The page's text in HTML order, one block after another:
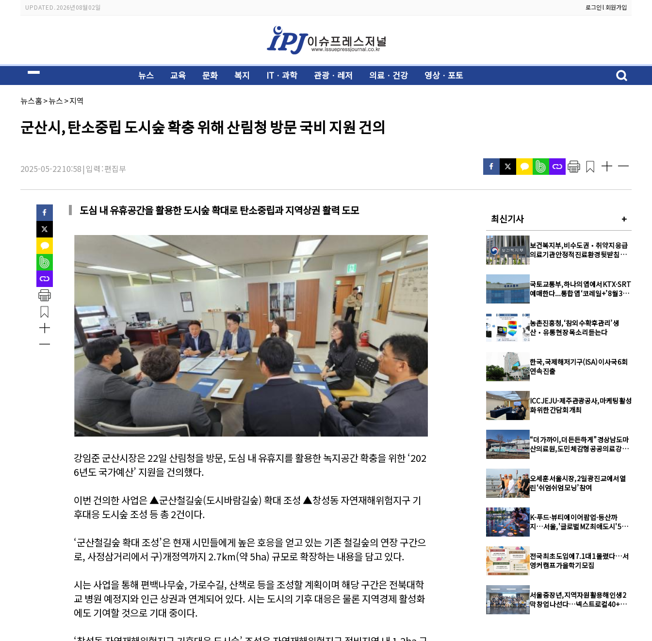
UPDATED. 2026년 08월 02일 로그인l 회원가입
뉴스 교육 문화 복지 ITㆍ과학 관광ㆍ레저 의료ㆍ건강 영상ㆍ포토
바
채
널
뉴스홈>뉴스>지역
기
사
군산시, 탄소중립 도시숲 확충 위해 산림청 방문 국비 지원 건의
2025-05-22 10:58 | 입력 : 편집부
도심 내 유휴공간을 활용한 도시숲 확대로 탄소중립과 지역상권 활력 도모
강임준 군산시장은 22일 산림청을 방문, 도심 내 유휴지를 활용한 녹지공간 확충을 위한 ‘202
6년도 국가예산’ 지원을 건의했다.
이번 건의한 사업은 ▲군산철길숲(도시바람길숲) 확대 조성 ▲창성동 자연재해위험지구 기
후대응 도시숲 조성 등 총 2건이다.
‘군산철길숲 확대 조성’은 현재 시민들에게 높은 호응을 얻고 있는 기존 철길숲의 연장 구간으
로, 사정삼거리에서 구)개정역까지 2.7km(약 5ha) 규모로 확장하는 내용을 담고 있다.
시는 사업을 통해 편백나무숲, 가로수길, 산책로 등을 조성할 계획이며 해당 구간은 전북대학
교 병원 예정지와 인근 상권과 연계되어 있다. 시는 도시의 기후 대응은 물론 지역경제 활성화
에도 기여할 것으로 기대 중이다.
최신기사 +
보건복지부, 비수도권‧취약지 응급
의료기관 안정적 진료환경 뒷받침 정
국토교통부, 하나의 앱에서 KTX·SRT
예매한다...통합 앱 ‘코레일+’ 8월 3일
농촌진흥청, ‘참외 수확후관리’ 생
산‧유통 현장 목소리 듣는다
한국, 국제해저기구(ISA) 이사국 6회
연속 진출
ICC JEJU-제주관광공사, 마케팅 활성
화 위한 간담회 개최
“더 가까이, 더 든든하게” 경상남도마
산의료원, 도민 체감형 공공의료 강화
오세훈 서울시장, 2일 광진교에서 열
린 ‘쉬엄쉬엄 모닝’ 참여
K-푸드·뷰티에 이어 팝업·등산까
지… 서울, '글로벌 MZ 최애도시' 5년
전국 최초 도입에 7.1대 1 몰렸다… 서
영커 캠프 가을학기 모집
서울 중장년, 지역자원 활용해 인생 2
막 창업 나선다… 넥스트로컬 40+ 본